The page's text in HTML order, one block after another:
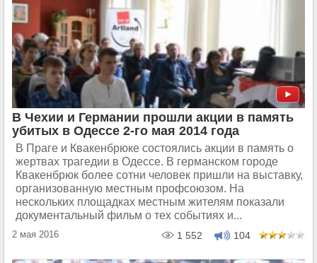
В Чехии и Германии прошли акции в память
убитых в Одессе 2-го мая 2014 года
В Праге и Квакенбрюке состоялись акции в память о
жертвах трагедии в Одессе. В германском городе
Квакенбрюк более сотни человек пришли на выставку,
организованную местным профсоюзом. На
нескольких площадках местным жителям показали
документальный фильм о тех событиях и...
2 мая 2016 1 552 104